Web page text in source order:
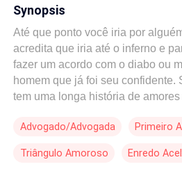
Synopsis
Até que ponto você iria por
acredita que iria até o inferno e
fazer um acordo com o diabo ou
homem que já foi seu confidente.
tem uma longa história de
livrar a mãe de uma acusação
profundamente e que agora a
Advogado/Advogada Primeiro
Triângulo Amoroso Enredo